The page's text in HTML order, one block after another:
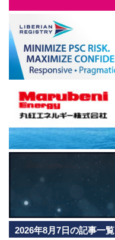
2026年8月7日の記事一覧